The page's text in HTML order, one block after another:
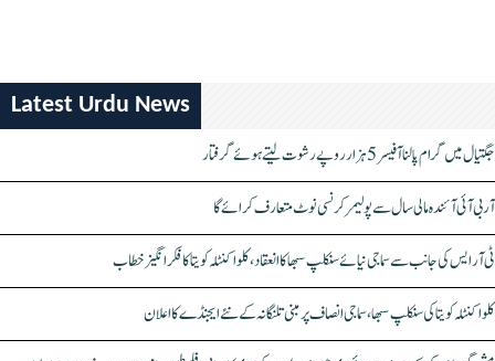
Latest Urdu News
جگتیال میں گرام پالنا آفیسر 5 ہزار روپے رشوت لیتے ہوئے گرفتار
آر بی آئی آئندہ مالی سال سے پولیمر کرنسی نوٹ متعارف کرائے گا
ٹی آر ایس کی جانب سے سماجی نیائے سنکلپ سبھا کا انعقاد، کلواکنٹلہ کویتا کا فکر انگیز خطاب
کلواکنٹلہ کویتا کی سنکلپ سبھا، سماجی انصاف پر مبنی تلنگانہ کے نئے ایجنڈے کا اعلان